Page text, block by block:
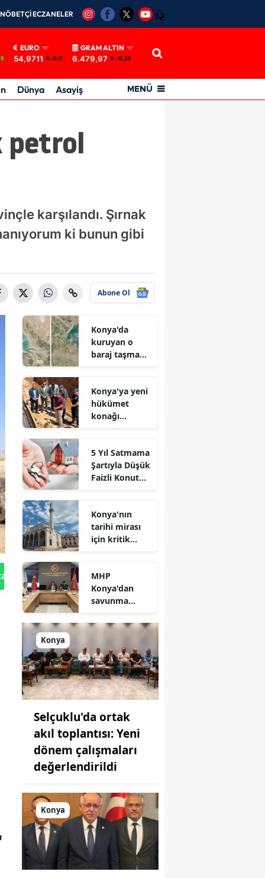
NÖBETÇİ ECZANELER 12
EURO
54,9711 %-0.11
GRAM ALTIN
6.479,97 % -0,25
Dünya Asayiş MENÜ
petrol
karşılandı. Şırnak
ki bunun gibi
Abone Ol
Gönder
Konya'da
kuruyan o
baraj taşma
Konya'ya yeni
hükümet
konağı
5 Yıl Satmama
Şartıyla Düşük
Faizli Konut
Konya'nın
tarihi mirası
için kritik
açıklandı
MHP
Konya'dan
savunma
yeni hamle: İlk
yapıldı!
Konya
Selçuklu'da ortak
akıl toplantısı: Yeni
dönem çalışmaları
değerlendirildi
Konya